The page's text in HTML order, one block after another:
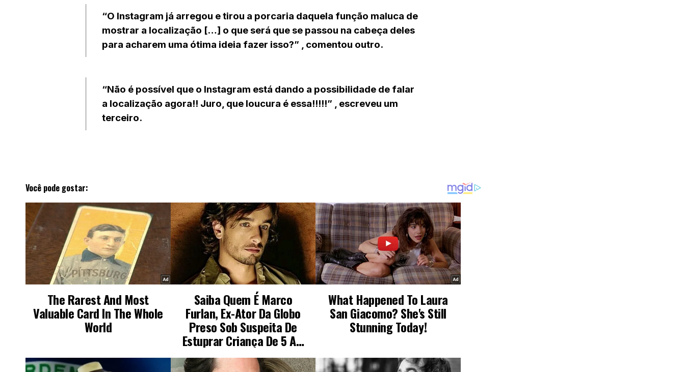
“O Instagram já arregou e tirou a porcaria daquela função maluca de
mostrar a localização […] o que será que se passou na cabeça deles
para acharem uma ótima ideia fazer isso?” , comentou outro.
“Não é possível que o Instagram está dando a possibilidade de falar
a localização agora!! Juro, que loucura é essa!!!!!” , escreveu um
terceiro.